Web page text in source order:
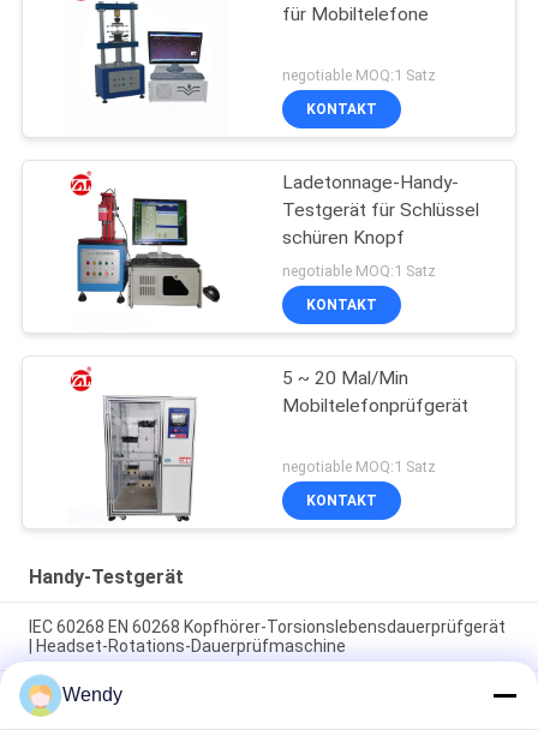
für Mobiltelefone
negotiable MOQ:1 Satz
KONTAKT
Ladetonnage-Handy-
Testgerät für Schlüssel
schüren Knopf
negotiable MOQ:1 Satz
KONTAKT
5 ~ 20 Mal/Min
Mobiltelefonprüfgerät
negotiable MOQ:1 Satz
KONTAKT
Handy-Testgerät
IEC 60268 EN 60268 Kopfhörer-Torsionslebensdauerprüfgerät
| Headset-Rotations-Dauerprüfmaschine
USB-IF EIA-364-13 IEC 60512 Mobiltelefon USB-Ladegerät
Lebensdauer Steckverbinder Steckdose Einsetzkraft Tester
Wendy